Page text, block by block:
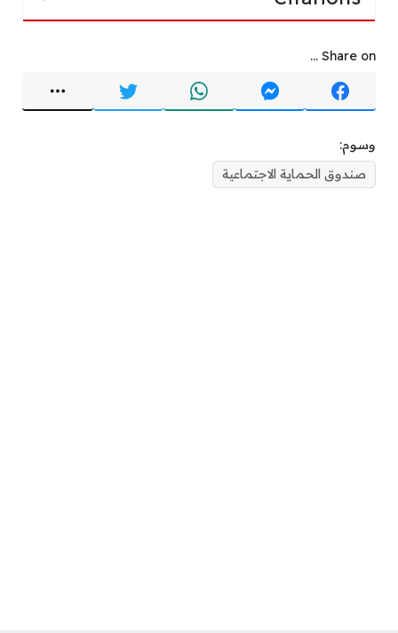
Share on ...
وسوم:
صندوق الحماية الاجتماعية